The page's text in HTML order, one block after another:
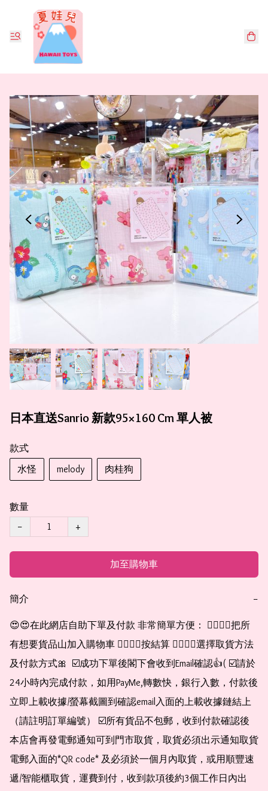
日本直送Sanrio 新款95×160 Cm 單人被
款式
水怪
melody 肉桂狗
數量
−
+
加至購物車
簡介 −
😍😍在此網店自助下單及付款 非常簡單方便： 👉🏻👉🏻把所
有想要貨品山加入購物車 👉🏻👉🏻按結算 👉🏻👉🏻選擇取貨方法
及付款方式🎀  ☑️成功下單後閣下會收到Email確認👍( ☑️請於
24小時內完成付款，如用PayMe,轉數快，銀行入數，付款後
立即上載收據/螢幕截圖到確認email入面的上載收據鏈結上
（請註明訂單編號） ☑️所有貨品不包郵，收到付款確認後
本店會再發電郵通知可到門市取貨，取貨必須出示通知取貨
電郵入面的*QR code* 及必須於一個月內取貨，或用順豐速
遞/智能櫃取貨，運費到付，收到款項後約3個工作日內出